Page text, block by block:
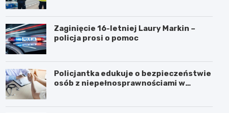
Zaginięcie 16-letniej Laury Markin –
policja prosi o pomoc
Policjantka edukuje o bezpieczeństwie
osób z niepełnosprawnościami w